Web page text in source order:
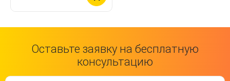
Оставьте заявку на бесплатную
консультацию